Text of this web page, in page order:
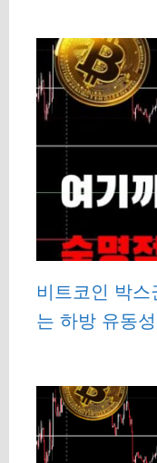
비트코인 박
는 하방 유동